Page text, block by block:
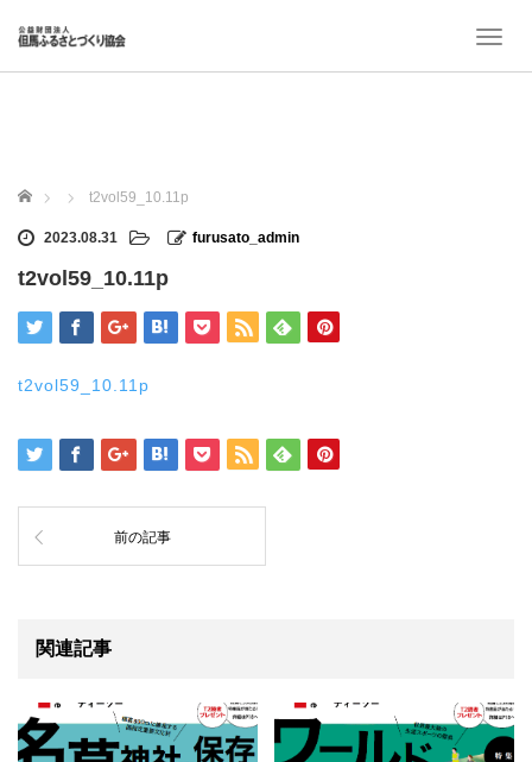
T
ホーム t2vol59_10.11p
2023.08.31 furusato_admin
t2vol59_10.11p
t2vol59_10.11p
前の記事
関連記事